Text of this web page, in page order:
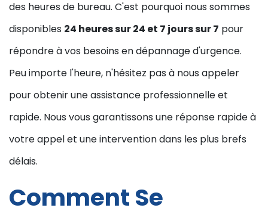
des heures de bureau. C'est pourquoi nous sommes
disponibles 24 heures sur 24 et 7 jours sur 7 pour
répondre à vos besoins en dépannage d'urgence.
Peu importe l'heure, n'hésitez pas à nous appeler
pour obtenir une assistance professionnelle et
rapide. Nous vous garantissons une réponse rapide à
votre appel et une intervention dans les plus brefs
délais.
Comment Se